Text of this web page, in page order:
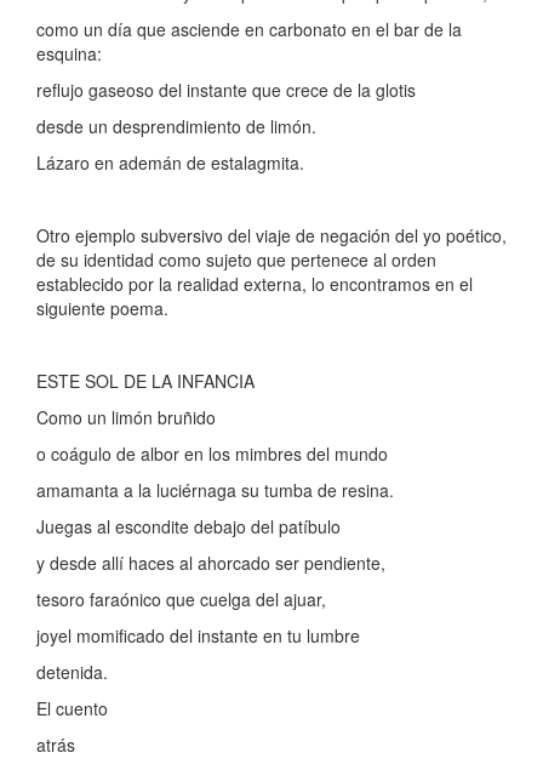
como un día que asciende en carbonato en el bar de la
esquina:
reflujo gaseoso del instante que crece de la glotis
desde un desprendimiento de limón.
Lázaro en ademán de estalagmita.
Otro ejemplo subversivo del viaje de negación del yo poético,
de su identidad como sujeto que pertenece al orden
establecido por la realidad externa, lo encontramos en el
siguiente poema.
ESTE SOL DE LA INFANCIA
Como un limón bruñido
o coágulo de albor en los mimbres del mundo
amamanta a la luciérnaga su tumba de resina.
Juegas al escondite debajo del patíbulo
y desde allí haces al ahorcado ser pendiente,
tesoro faraónico que cuelga del ajuar,
joyel momificado del instante en tu lumbre
detenida.
El cuento
atrás